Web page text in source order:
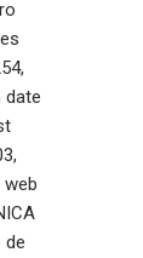
date
web
de